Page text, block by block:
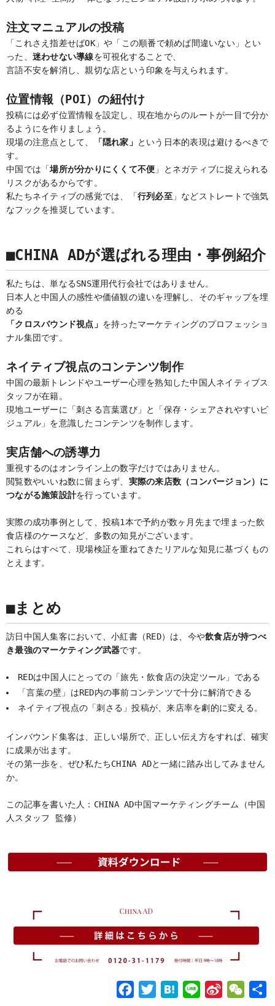
注文マニュアルの投稿
「これさえ指差せばOK」や「この順番で頼めば間違いない」とい
った、 迷わせない導線を可視化することで、
言語不安を解消し、親切な店という印象を与えられます。
位置情報（POI）の紐付け
投稿には必ず位置情報を設定し、現在地からのルートが一目で分か
るようにを作りましょう。
現場の注意点として、
「隠れ家」 という日本的表現は避けるべきで
す。
中国では「場所が分かりにくくて不便 」とネガティブに捉えられる
リスクがあるからです。
私たちネイティブの感覚では、「行列必至」などストレートで強気
なフックを推奨しています。
■CHINA ADが選ばれる理由・事例紹介
私たちは、単なるSNS運用代行会社ではありません。
日本人と中国人の感性や価値観の違いを理解し、そのギャップを埋
める
「クロスバウンド視点」 を持ったマーケティングのプロフェッショ
ナル集団です。
ネイティブ視点のコンテンツ制作
中国の最新トレンドやユーザー心理を熟知した中国人ネイティブス
タッフが在籍。
現地ユーザーに「刺さる言葉選び」と「保存・シェアされやすいビ
ジュアル」を意識したコンテンツを制作します。
実店舗への誘導力
重視するのはオンライン上の数字だけではありません。
閲覧数やいいね数に留まらず、 実際の来店数（コンバージョン）に
つながる施策設計を行っています。
実際の成功事例として、投稿1本で予約が数ヶ月先まで埋まった飲
食店様のケースなど、多数の知見がございます。
これらはすべて、現場検証を重ねてきたリアルな知見に基づくもの
とえます。
■まとめ
訪日中国人集客において、小紅書（RED）は、今や飲食店が持つべ
き最強のマーケティング武器です。
REDは中国人にとっての「旅先・飲食店の決定ツール」である
「言葉の壁」はRED内の事前コンテンツで十分に解消できる
ネイティブ視点の「刺さる」投稿が、来店率を劇的に変える。
インバウンド集客は、正しい場所で、正しい伝え方をすれば、確実
に成果が出ます。
その第一歩を、ぜひ私たちCHINA ADと一緒に踏み出してみません
か。
この記事を書いた人：CHINA AD中国マーケティングチーム（中国
人スタッフ 監修）
H
S
W